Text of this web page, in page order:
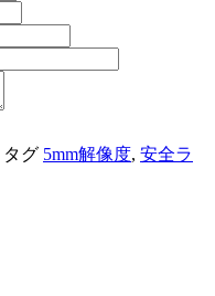
タグ 5mm解像度, 安全ラ